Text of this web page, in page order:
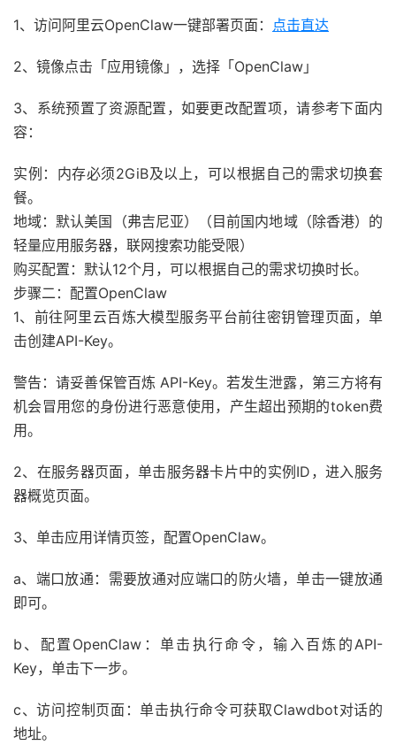
1、访问阿里云OpenClaw一键部署页面： 点击直达
2、镜像点击「应用镜像」，选择「OpenClaw」
3、系统预置了资源配置，如要更改配置项，请参考下面内
容：
实例：内存必须2GiB及以上，可以根据自己的需求切换套
餐。
地域：默认美国（弗吉尼亚）（目前国内地域（除香港）的
轻量应用服务器，联网搜索功能受限）
购买配置：默认12个月，可以根据自己的需求切换时长。
步骤二：配置OpenClaw
1、前往阿里云百炼大模型服务平台前往密钥管理页面，单
击创建API-Key。
警告：请妥善保管百炼 API-Key。若发生泄露，第三方将有
机会冒用您的身份进行恶意使用，产生超出预期的token费
用。
2、在服务器页面，单击服务器卡片中的实例ID，进入服务
器概览页面。
3、单击应用详情页签，配置OpenClaw。
a、端口放通：需要放通对应端口的防火墙，单击一键放通
即可。
b、配置OpenClaw：单击执行命令，输入百炼的API-
Key，单击下一步。
c、访问控制页面：单击执行命令可获取Clawdbot对话的
地址。